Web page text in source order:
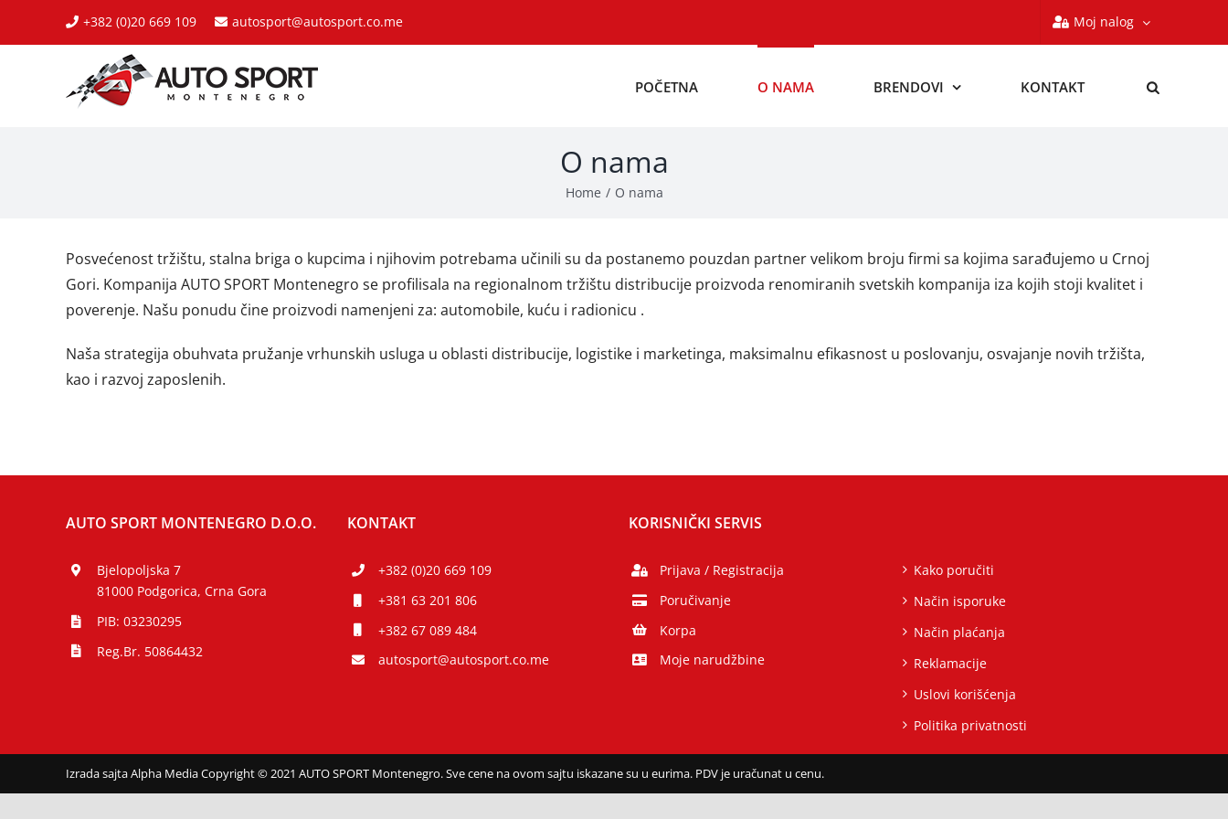
+382 (0)20 669 109 autosport@autosport.co.me Moj nalog
POČETNA O NAMA BRENDOVI KONTAKT
O nama
Home O nama
Posvećenost tržištu, stalna briga o kupcima i njihovim potrebama učinili su da postanemo pouzdan partner velikom broju firmi sa kojima sarađujemo u Crnoj
Gori. Kompanija AUTO SPORT Montenegro se profilisala na regionalnom tržištu distribucije proizvoda renomiranih svetskih kompanija iza kojih stoji kvalitet i
poverenje. Našu ponudu čine proizvodi namenjeni za: automobile, kuću i radionicu .
Naša strategija obuhvata pružanje vrhunskih usluga u oblasti distribucije, logistike i marketinga, maksimalnu efikasnost u poslovanju, osvajanje novih tržišta,
kao i razvoj zaposlenih.
AUTO SPORT MONTENEGRO D.O.O.
Bjelopoljska 7
81000 Podgorica, Crna Gora
PIB: 03230295
Reg.Br. 50864432
KONTAKT
+382 (0)20 669 109
+381 63 201 806
+382 67 089 484
autosport@autosport.co.me
KORISNIČKI SERVIS
Prijava / Registracija
Poručivanje
Korpa
Moje narudžbine
Kako poručiti
Način isporuke
Način plaćanja
Reklamacije
Uslovi korišćenja
Politika privatnosti
Izrada sajta Alpha MediaCopyright © 2021 AUTO SPORT Montenegro. Sve cene na ovom sajtu iskazane su u eurima. PDV je uračunat u cenu.